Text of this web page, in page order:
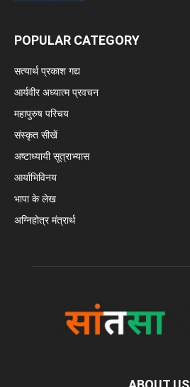
POPULAR CATEGORY
सत्यार्थ प्रकाश गद्य
आर्यवीर अध्यात्म प्रवचन
महापुरुष परिचय
संस्कृत सीखें
अष्टाध्यायी सूत्राभ्यास
आर्याभिविनय
भापा के लेख
अग्निहोत्र मंत्रार्थ